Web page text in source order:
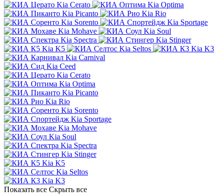
Kia Cerato
Kia Optima
Kia Picanto
Kia Rio
Kia Sorento
Kia Sportage
Kia Mohave
Kia Soul
Kia Spectra
Kia Stinger
Kia K5
Kia Seltos
Kia K3
Kia Carnival
Kia Ceed
Kia Cerato
Kia Optima
Kia Picanto
Kia Rio
Kia Sorento
Kia Sportage
Kia Mohave
Kia Soul
Kia Spectra
Kia Stinger
Kia K5
Kia Seltos
Kia K3
Показать все Скрыть все